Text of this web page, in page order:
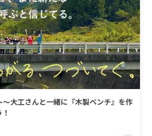
大工さんと一緒に『木製ベンチ』を作